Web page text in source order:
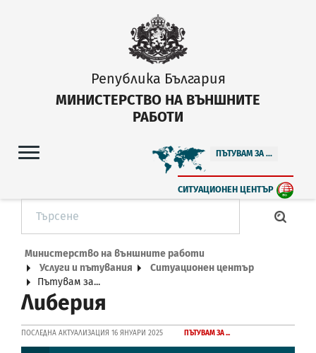
Република България
МИНИСТЕРСТВО НА ВЪНШНИТЕ
РАБОТИ
ПЪТУВАМ ЗА ...
СИТУАЦИОНЕН ЦЕНТЪР
Министерство на външните работи
Услуги и пътувания
Ситуационен център
Пътувам за...
Либерия
ПОСЛЕДНА АКТУАЛИЗАЦИЯ 16 ЯНУАРИ 2025 ПЪТУВАМ ЗА ...